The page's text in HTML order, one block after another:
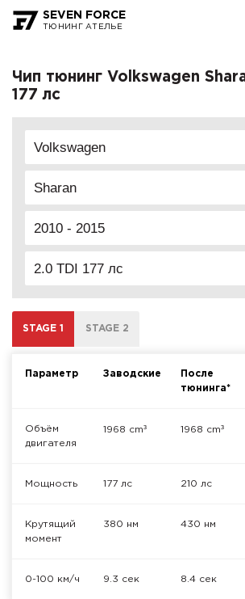
SEVEN FORCE
ТЮНИНГ АТЕЛЬЕ
Чип тюнинг Volkswagen
177 лс
Volkswagen
Sharan
2010 - 2015
2.0 TDI 177 лс
STAGE 1 STAGE 2
Параметр Заводские
После
тюнинга*
Объём
двигателя
1968 cm³ 1968 cm³
Мощность 177 лс 210 лс
Крутящий
момент
380 нм 430 нм
0-100 км/ч 9.3 сек 8.4 сек